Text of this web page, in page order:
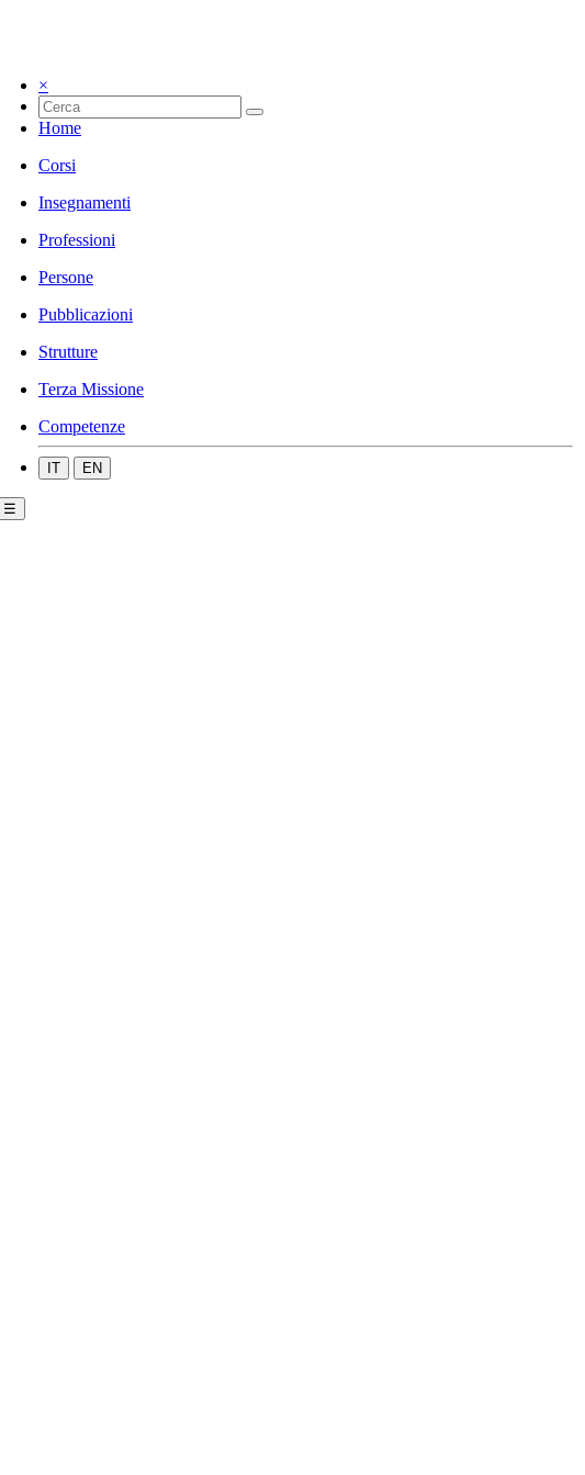
×
Home
Corsi
Insegnamenti
Professioni
Persone
Pubblicazioni
Strutture
Terza Missione
Competenze
IT EN
☰